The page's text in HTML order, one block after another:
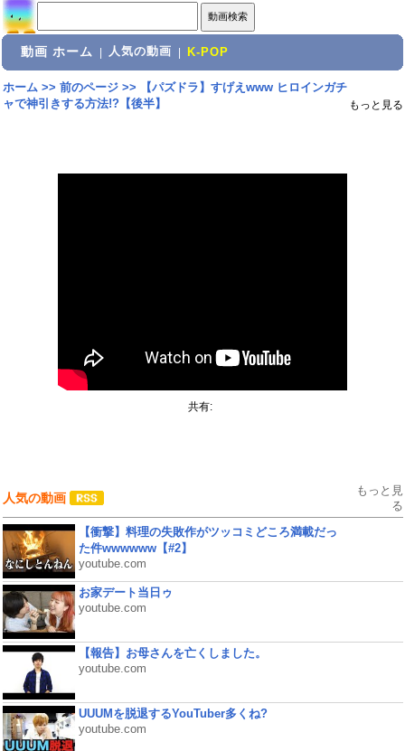
動画 ホーム 人気の動画 K-POP
ホーム>> 前のページ>>
【パズドラ】すげえwww ヒロインガチ
ャで神引きする方法!?【後半】
もっと見る
共有:
人気の動画
もっと見
る
【衝撃】料理の失敗作がツッコミどころ満載だっ
た件wwwwww【#2】
youtube.com
お家デート当日ゥ
youtube.com
【報告】お母さんを亡くしました。
youtube.com
UUUMを脱退するYouTuber多くね?
youtube.com